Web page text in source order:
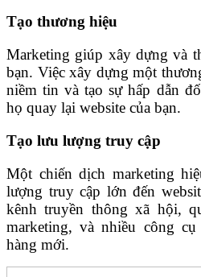
Tạo thương hiệu
Marketing giúp xây dựng và
bạn. Việc xây dựng một
niềm tin và tạo sự hấp dẫn
họ quay lại website của bạn.
Tạo lưu lượng truy cập
Một chiến dịch marketing
lượng truy cập lớn đến
kênh truyền thông xã hội,
marketing, và nhiều công
hàng mới.